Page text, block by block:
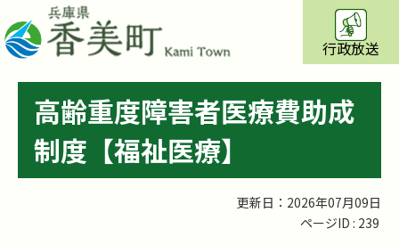
行政放送
高齢重度障害者医療費助成
制度【福祉医療】
更新日：2026年07月09日
ページID : 239